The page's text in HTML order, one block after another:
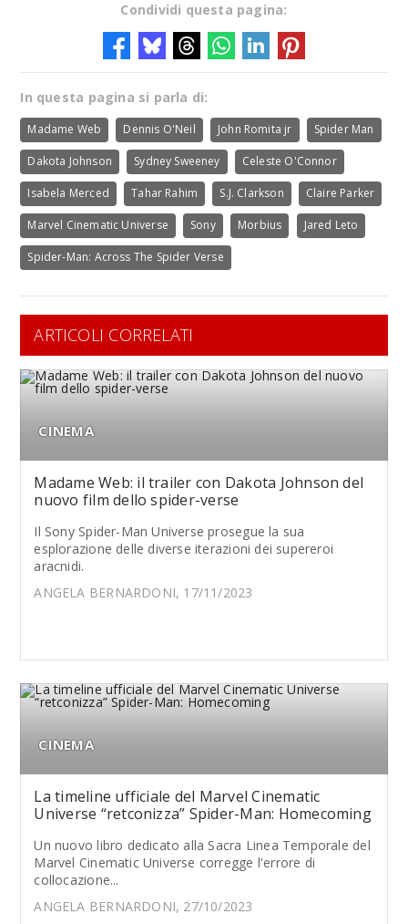
Condividi questa pagina:
In questa pagina si parla di:
Madame Web Dennis O'Neil John Romita jr Spider Man
Dakota Johnson Sydney Sweeney Celeste O'Connor
Isabela Merced Tahar Rahim S.J. Clarkson Claire Parker
Marvel Cinematic Universe Sony Morbius Jared Leto
Spider-Man: Across The Spider Verse
ARTICOLI CORRELATI
CINEMA
Madame Web: il trailer con Dakota Johnson del
nuovo film dello spider-verse
Il Sony Spider-Man Universe prosegue la sua
esplorazione delle diverse iterazioni dei supereroi
aracnidi.
ANGELA BERNARDONI, 17/11/2023
CINEMA
La timeline ufficiale del Marvel Cinematic
Universe “retconizza” Spider-Man: Homecoming
Un nuovo libro dedicato alla Sacra Linea Temporale del
Marvel Cinematic Universe corregge l'errore di
collocazione...
ANGELA BERNARDONI, 27/10/2023